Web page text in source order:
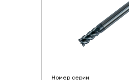
Номер серии: